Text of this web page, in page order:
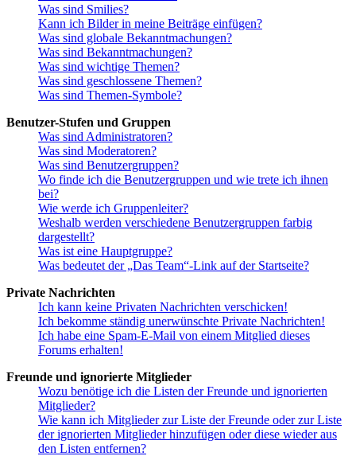
Was sind Smilies?
Kann ich Bilder in meine Beiträge einfügen?
Was sind globale Bekanntmachungen?
Was sind Bekanntmachungen?
Was sind wichtige Themen?
Was sind geschlossene Themen?
Was sind Themen-Symbole?
Benutzer-Stufen und Gruppen
Was sind Administratoren?
Was sind Moderatoren?
Was sind Benutzergruppen?
Wo finde ich die Benutzergruppen und wie trete ich ihnen
bei?
Wie werde ich Gruppenleiter?
Weshalb werden verschiedene Benutzergruppen farbig
dargestellt?
Was ist eine Hauptgruppe?
Was bedeutet der „Das Team“-Link auf der Startseite?
Private Nachrichten
Ich kann keine Privaten Nachrichten verschicken!
Ich bekomme ständig unerwünschte Private Nachrichten!
Ich habe eine Spam-E-Mail von einem Mitglied dieses
Forums erhalten!
Freunde und ignorierte Mitglieder
Wozu benötige ich die Listen der Freunde und ignorierten
Mitglieder?
Wie kann ich Mitglieder zur Liste der Freunde oder zur Liste
der ignorierten Mitglieder hinzufügen oder diese wieder aus
den Listen entfernen?